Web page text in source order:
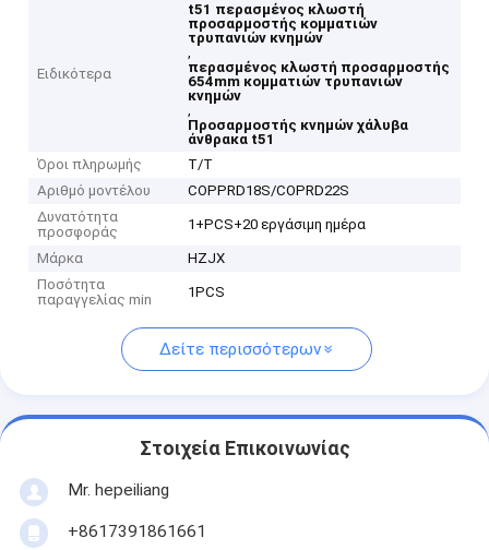
Ειδικότερα
t51 περασμένος κλωστή
προσαρμοστής κομματιών
τρυπανιών κνημών
,
περασμένος κλωστή προσαρμοστής
654mm κομματιών τρυπανιών
κνημών
,
Προσαρμοστής κνημών χάλυβα
άνθρακα t51
Όροι πληρωμής
T/T
Αριθμό μοντέλου
COPPRD18S/COPRD22S
Δυνατότητα
προσφοράς
1+PCS+20 εργάσιμη ημέρα
Μάρκα
HZJX
Ποσότητα
παραγγελίας min
1PCS
Δείτε περισσότερων
Στοιχεία Επικοινωνίας
Mr. hepeiliang
+8617391861661